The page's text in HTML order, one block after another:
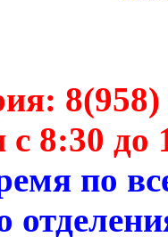
с 8:30 до
по